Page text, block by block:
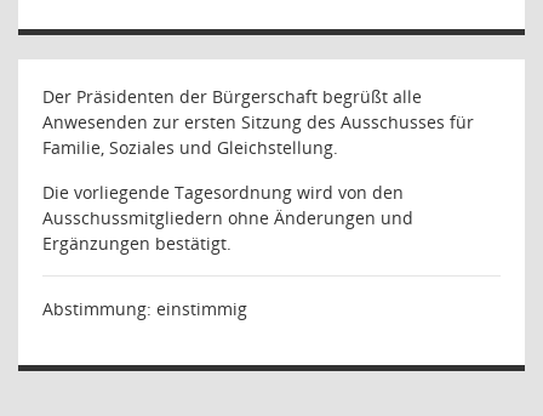
Der Präsidenten der Bürgerschaft begrüßt alle
Anwesenden zur ersten Sitzung des Ausschusses für
Familie, Soziales und Gleichstellung.
Die vorliegende Tagesordnung wird von den
Ausschussmitgliedern ohne Änderungen und
Ergänzungen bestätigt.
Abstimmung: einstimmig